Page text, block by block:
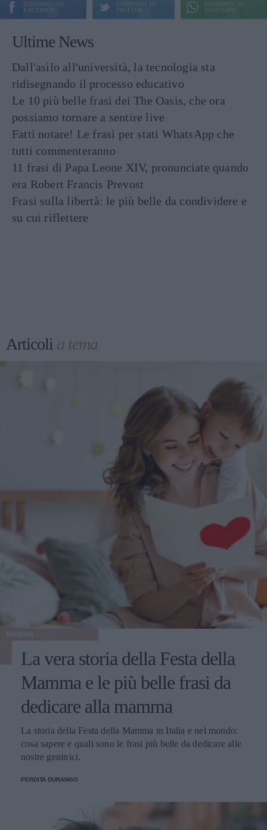
CONDIVIDI SU
FACEBOOK
CONDIVIDI SU
TWITTER
CONDIVIDI SU
WHATSAPP
Ultime News
Dall'asilo all'università, la tecnologia sta
ridisegnando il processo educativo
Le 10 più belle frasi dei The Oasis, che ora
possiamo tornare a sentire live
Fatti notare! Le frasi per stati WhatsApp che
tutti commenteranno
11 frasi di Papa Leone XIV, pronunciate quando
era Robert Francis Prevost
Frasi sulla libertà: le più belle da condividere e
su cui riflettere
Articoli a tema
La vera storia della Festa della
Mamma e le più belle frasi da
dedicare alla mamma
La storia della Festa della Mamma in Italia e nel mondo:
cosa sapere e quali sono le frasi più belle da dedicare alle
nostre genitrici.
PERDITA DURANGO